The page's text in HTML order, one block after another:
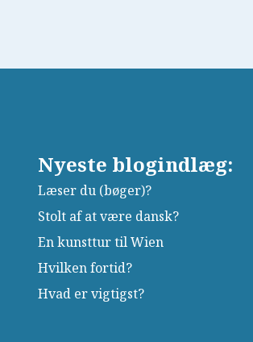
Nyeste blogindlæg:
Læser du (bøger)?
Stolt af at være dansk?
En kunsttur til Wien
Hvilken fortid?
Hvad er vigtigst?